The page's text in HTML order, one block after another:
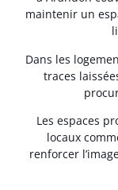
maintenir un
Dans les
traces
Les espaces
locaux
renforcer